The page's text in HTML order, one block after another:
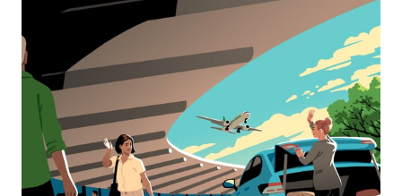
interagir
o
calendário
e
selecionar
uma
data.
Pressione
tecla
“ESC”